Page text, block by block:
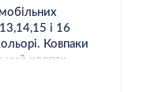
і 16
Ковпаки
ковпак